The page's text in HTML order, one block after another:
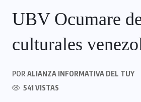
UBV Ocumare
culturales
POR ALIANZA INFORMATIVA DEL TUY
541 VISTAS